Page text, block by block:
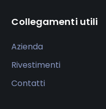
Collegamenti utili
Azienda
Rivestimenti
Contatti